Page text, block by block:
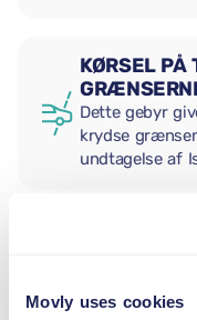
Movly uses cookies
KØRSEL PÅ
Dette gebyr
krydse
undtagelse af